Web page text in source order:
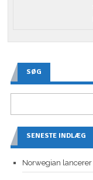
SØG
SENESTE INDLÆG
Norwegian